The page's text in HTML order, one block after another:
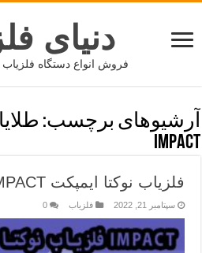
دنیای
فروش انواع دستگاه
آرشیوهای برچسب:
IMPACT
فلزیاب نوکتا ایمپکت IMPACT
سپتامبر 21, 2022 فلزیاب 0